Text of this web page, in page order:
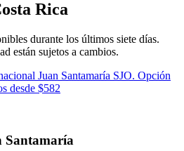
Rica
durante los últimos siete días.
están sujetos a cambios.
Juan Santamaría SJO. Opción
desde $582
Santamaría